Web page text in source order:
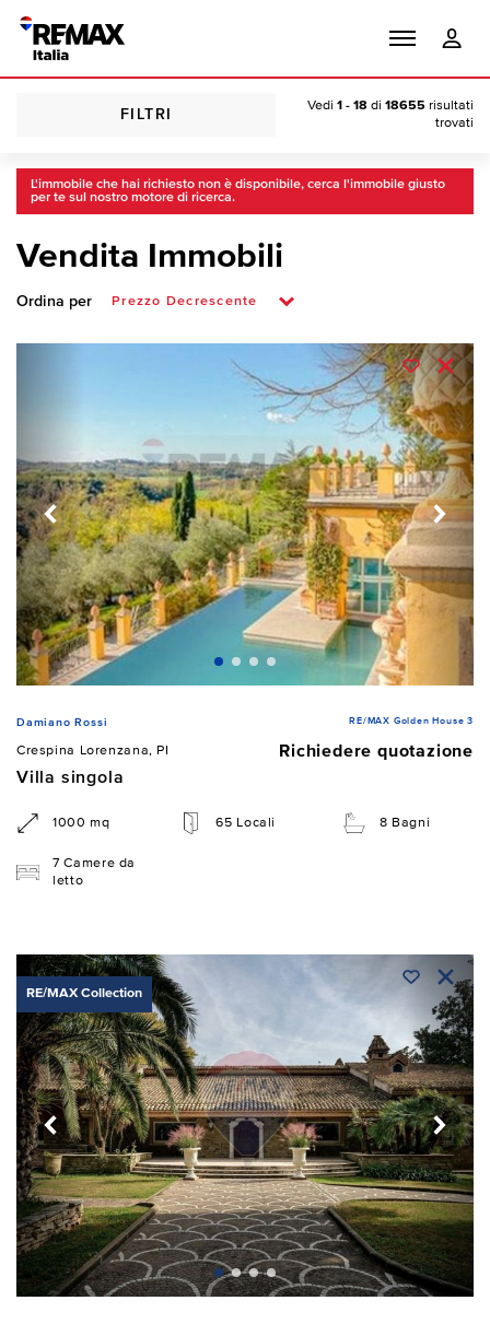
FILTRI
Vedi 1 - 18 di 18655 risultati
trovati
L'immobile che hai richiesto non è disponibile, cerca l'immobile giusto
per te sul nostro motore di ricerca.
Vendita Immobili
Ordina per
Damiano Rossi RE/MAX Golden House 3
Crespina Lorenzana, PI
Richiedere quotazione
Villa singola
1000 mq 65 Locali 8 Bagni
7 Camere da
letto
RE/MAX Collection